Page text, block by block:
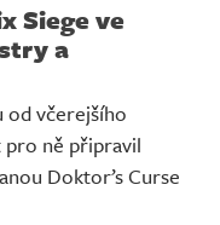
Siege ve
a
od včerejšího
ně připravil
Doktor’s Curse